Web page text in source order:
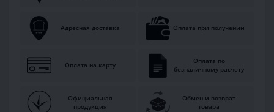
Адресная доставка Оплата при получении
Оплата на карту
Оплата по
безналичному расчету
Официальная
продукция
Обмен и возврат
товара